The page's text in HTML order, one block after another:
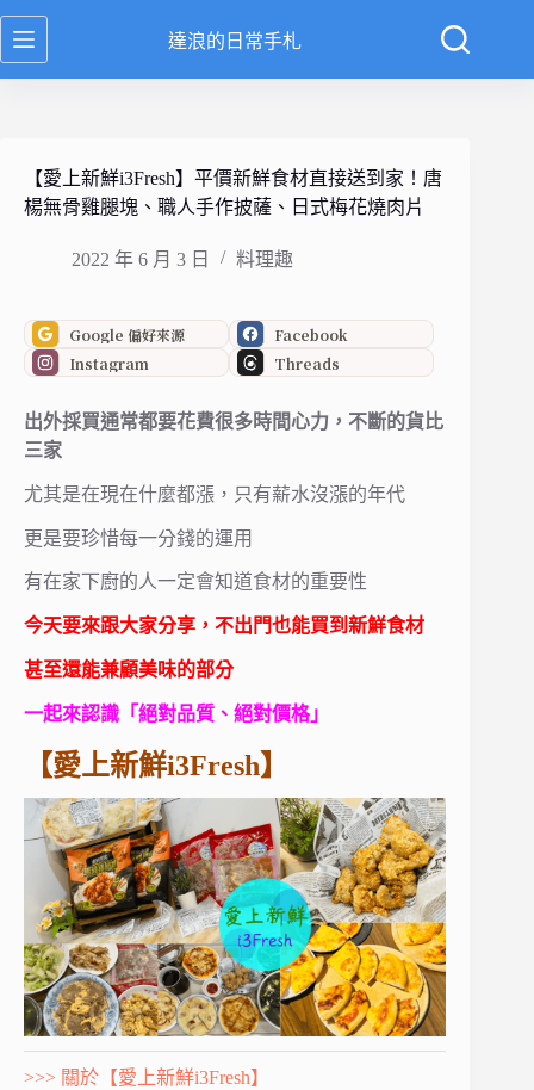
跳
至
達浪的日常手札
【愛上新鮮i3Fresh】平價新鮮食材直接送到家！唐
楊無骨雞腿塊、職人手作披薩、日式梅花燒肉片
2022 年 6 月 3 日 料理趣
Google 偏好來源
Facebook
Instagram
Threads
出外採買通常都要花費很多時間心力，不斷的貨比
三家
尤其是在現在什麼都漲，只有薪水沒漲的年代
更是要珍惜每一分錢的運用
有在家下廚的人一定會知道食材的重要性
今天要來跟大家分享，不出門也能買到新鮮食材
甚至還能兼顧美味的部分
一起來認識「絕對品質、絕對價格」
【愛上新鮮i3Fresh】
>>> 關於【愛上新鮮i3Fresh】